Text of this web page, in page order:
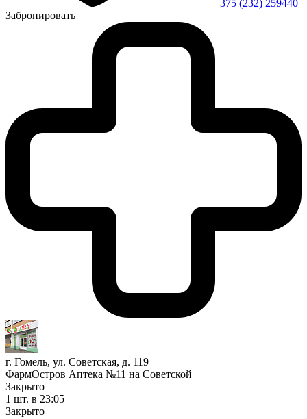
+375 (232) 259440
Забронировать
г. Гомель, ул. Советская, д. 119
ФармОстров Аптека №11 на Советской
Закрыто
1 шт. в 23:05
Закрыто